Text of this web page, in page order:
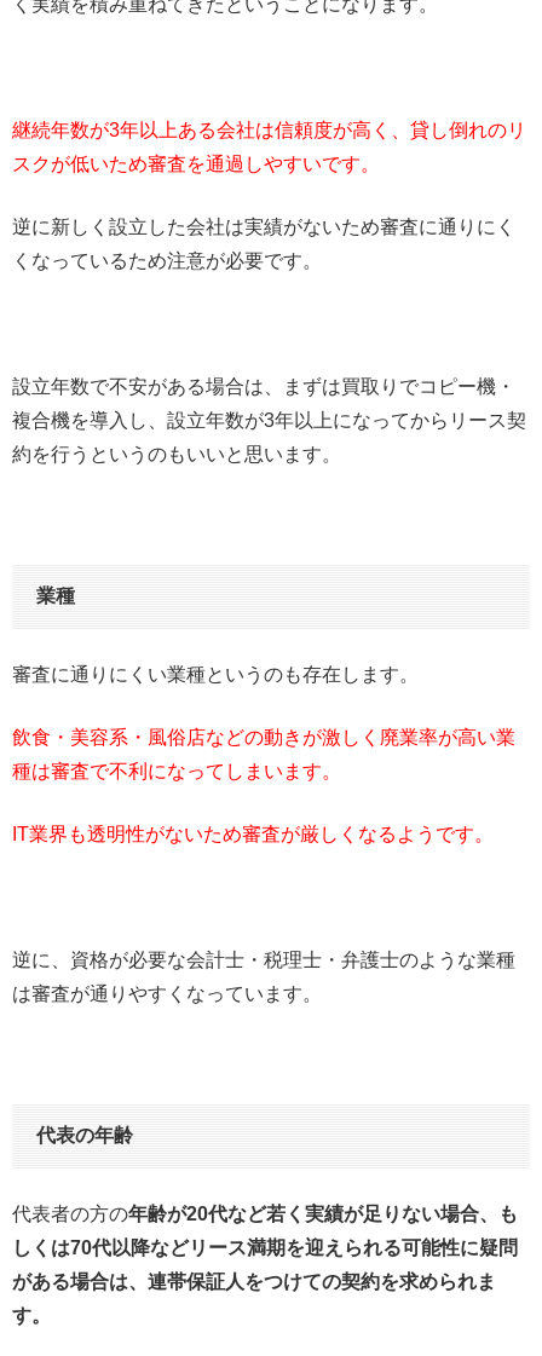
継続年数が3年以上ある会社は信頼度が高く、貸し倒れのリ
スクが低いため審査を通過しやすいです。
逆に新しく設立した会社は実績がないため審査に通りにく
くなっているため注意が必要です。
設立年数で不安がある場合は、まずは買取りでコピー機・
複合機を導入し、設立年数が3年以上になってからリース契
約を行うというのもいいと思います。
業種
審査に通りにくい業種というのも存在します。
飲食・美容系・風俗店などの動きが激しく廃業率が高い業
種は審査で不利になってしまいます。
IT業界も透明性がないため審査が厳しくなるようです。
逆に、資格が必要な会計士・税理士・弁護士のような業種
は審査が通りやすくなっています。
代表の年齢
代表者の方の年齢が20代など若く実績が足りない場合、も
しくは70代以降などリース満期を迎えられる可能性に疑問
がある場合は、連帯保証人をつけての契約を求められま
す。